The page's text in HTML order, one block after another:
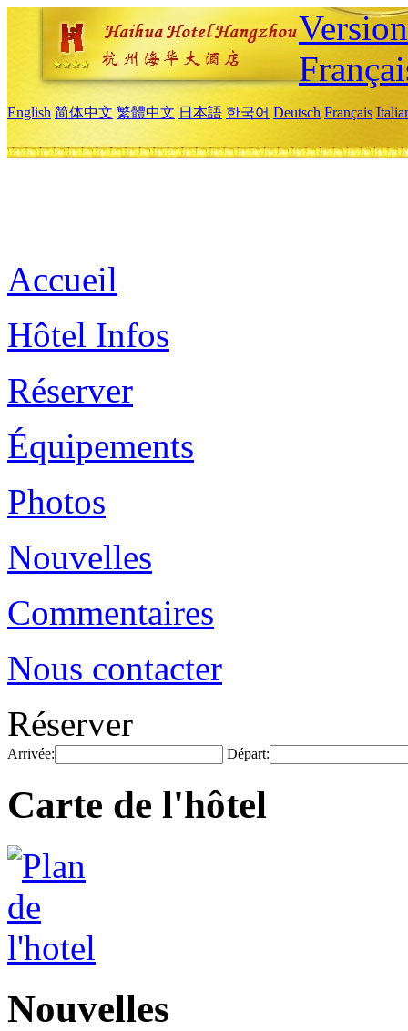
English 简体中文 繁體中文 日本語 한국어 Deutsch Français
Accueil
Hôtel Infos
Réserver
Équipements
Photos
Nouvelles
Commentaires
Nous contacter
Réserver
Arrivée: Départ:
Carte de l'hôtel
Nouvelles